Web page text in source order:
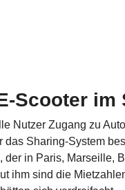
Scooter im
Nutzer Zugang zu
Sharing-System
, der in Paris, Marseille,
ihm sind die